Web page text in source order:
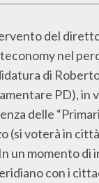
del
nel
di
PD), in
delle
(si voterà in
un momento di
con i